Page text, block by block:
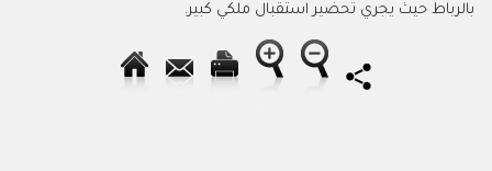
بالرباط حيث يجري تحضير استقبال ملكي كبير.